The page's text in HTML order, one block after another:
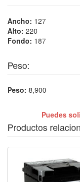
Ancho: 127
Alto: 220
Fondo: 187
Peso:
Peso: 8,900
Puedes
Productos